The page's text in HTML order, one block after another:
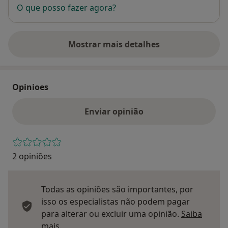
O que posso fazer agora?
Mostrar mais detalhes
sobre o endereço
Opinioes
Enviar opinião
2 opiniões
Todas as opiniões são importantes, por
isso os especialistas não podem pagar
para alterar ou excluir uma opinião. Saiba